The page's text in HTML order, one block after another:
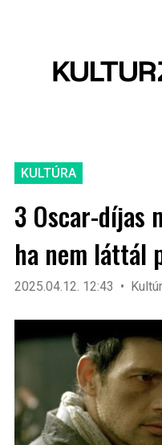
KULTÚRA
3 Oscar-díjas
ha nem láttál
2025.04.12. 12:43